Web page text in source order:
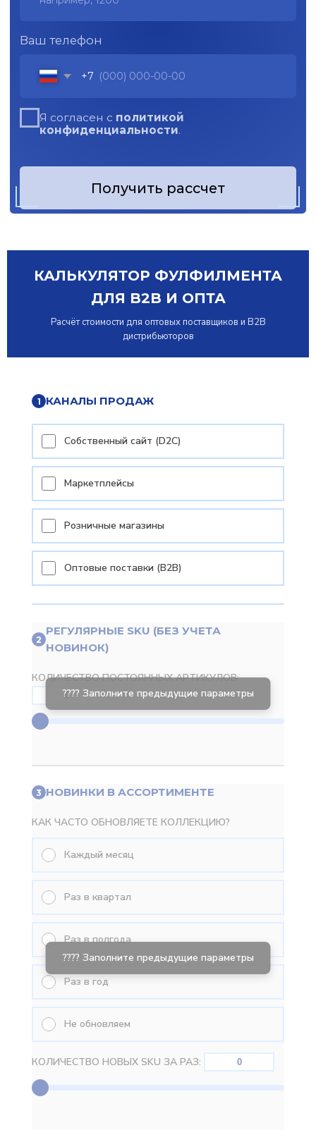
КАЛЬКУЛЯТОР ФУЛФИЛМЕНТА
ДЛЯ B2B И ОПТА
Расчёт стоимости для оптовых поставщиков и B2B
дистрибьюторов
1 КАНАЛЫ ПРОДАЖ
Собственный сайт (D2C)
Маркетплейсы
Розничные магазины
Оптовые поставки (B2B)
2
РЕГУЛЯРНЫЕ SKU (БЕЗ УЧЕТА
НОВИНОК)
КОЛИЧЕСТВО ПОСТОЯННЫХ АРТИКУЛОВ:
3 НОВИНКИ В АССОРТИМЕНТЕ
КАК ЧАСТО ОБНОВЛЯЕТЕ КОЛЛЕКЦИЮ?
Каждый месяц
Раз в квартал
Раз в полгода
Раз в год
Не обновляем
КОЛИЧЕСТВО НОВЫХ SKU ЗА РАЗ: